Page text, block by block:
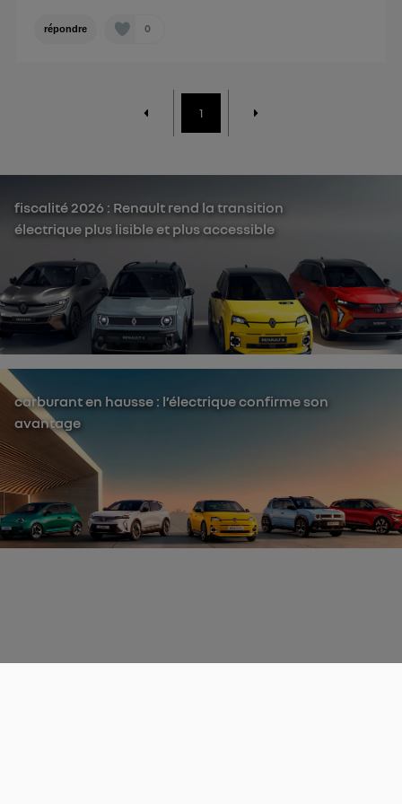
répondre 0
1
fiscalité 2026 : Renault rend la transition
électrique plus lisible et plus accessible
carburant en hausse : l’électrique confirme son
avantage